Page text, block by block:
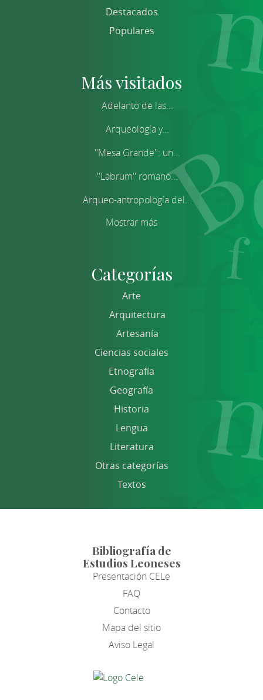
Destacados
Populares
Más visitados
Adelanto de las...
Arqueología y...
''Mesa Grande'': un...
''Labrum'' romano...
Arqueo-antropología del...
Mostrar más
Categorías
Arte
Arquitectura
Artesanía
Ciencias sociales
Etnografía
Geografía
Historia
Lengua
Literatura
Otras categorías
Textos
Bibliografía de
Estudios Leoneses
Presentación CELe
FAQ
Contacto
Mapa del sitio
Aviso Legal